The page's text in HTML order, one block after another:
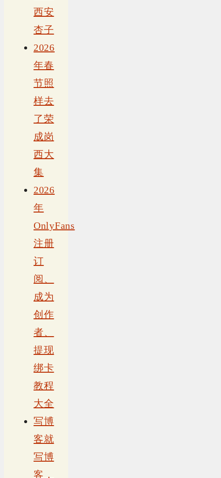
西安
杏子
2026
年春
节照
样去
了荣
成岗
西大
集
2026
年
OnlyFans
注册
订
阅、
成为
创作
者、
提现
绑卡
教程
大全
写博
客就
写博
客，